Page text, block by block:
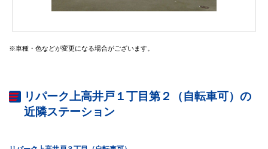
※車種・色などが変更になる場合がございます。
リパーク上高井戸１丁目第２（自転車可）の
近隣ステーション